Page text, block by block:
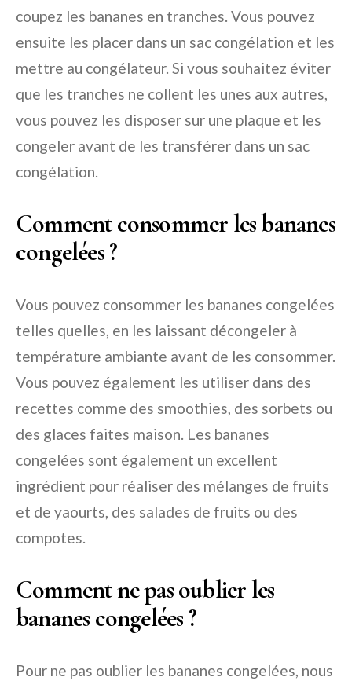
coupez les bananes en tranches. Vous pouvez
ensuite les placer dans un sac congélation et les
mettre au congélateur. Si vous souhaitez éviter
que les tranches ne collent les unes aux autres,
vous pouvez les disposer sur une plaque et les
congeler avant de les transférer dans un sac
congélation.
Comment consommer les bananes
congelées ?
Vous pouvez consommer les bananes congelées
telles quelles, en les laissant décongeler à
température ambiante avant de les consommer.
Vous pouvez également les utiliser dans des
recettes comme des smoothies, des sorbets ou
des glaces faites maison. Les bananes
congelées sont également un excellent
ingrédient pour réaliser des mélanges de fruits
et de yaourts, des salades de fruits ou des
compotes.
Comment ne pas oublier les
bananes congelées ?
Pour ne pas oublier les bananes congelées, nous